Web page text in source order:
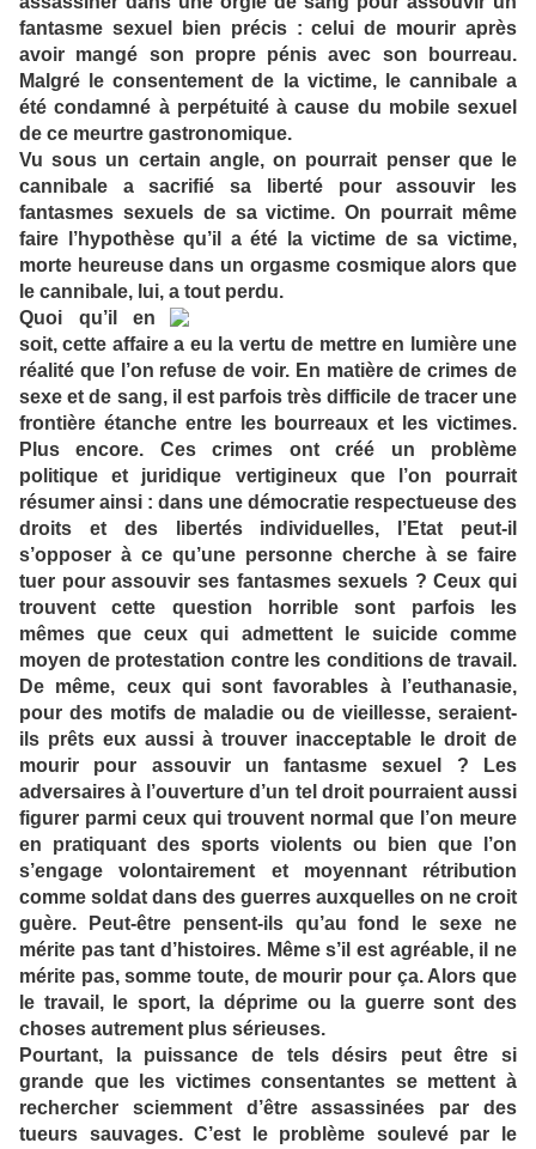
fantasme sexuel bien précis : celui de mourir après
avoir mangé son propre pénis avec son bourreau.
Malgré le consentement de la victime, le cannibale a
été condamné à perpétuité à cause du mobile sexuel
de ce meurtre gastronomique.
Vu sous un certain angle, on pourrait penser que le
cannibale a sacrifié sa liberté pour assouvir les
fantasmes sexuels de sa victime. On pourrait même
faire l’hypothèse qu’il a été la victime de sa victime,
morte heureuse dans un orgasme cosmique alors que
le cannibale, lui, a tout perdu.
Quoi qu’il en
soit, cette affaire a eu la vertu de mettre en lumière une
réalité que l’on refuse de voir. En matière de crimes de
sexe et de sang, il est parfois très difficile de tracer une
frontière étanche entre les bourreaux et les victimes.
Plus encore. Ces crimes ont créé un problème
politique et juridique vertigineux que l’on pourrait
résumer ainsi : dans une démocratie respectueuse des
droits et des libertés individuelles, l’Etat peut-il
s’opposer à ce qu’une personne cherche à se faire
tuer pour assouvir ses fantasmes sexuels ? Ceux qui
trouvent cette question horrible sont parfois les
mêmes que ceux qui admettent le suicide comme
moyen de protestation contre les conditions de travail.
De même, ceux qui sont favorables à l’euthanasie,
pour des motifs de maladie ou de vieillesse, seraient-
ils prêts eux aussi à trouver inacceptable le droit de
mourir pour assouvir un fantasme sexuel ? Les
adversaires à l’ouverture d’un tel droit pourraient aussi
figurer parmi ceux qui trouvent normal que l’on meure
en pratiquant des sports violents ou bien que l’on
s’engage volontairement et moyennant rétribution
comme soldat dans des guerres auxquelles on ne croit
guère. Peut-être pensent-ils qu’au fond le sexe ne
mérite pas tant d’histoires. Même s’il est agréable, il ne
mérite pas, somme toute, de mourir pour ça. Alors que
le travail, le sport, la déprime ou la guerre sont des
choses autrement plus sérieuses.
Pourtant, la puissance de tels désirs peut être si
grande que les victimes consentantes se mettent à
rechercher sciemment d’être assassinées par des
tueurs sauvages. C’est le problème soulevé par le